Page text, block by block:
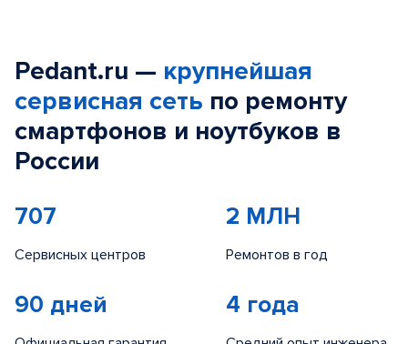
Pedant.ru — крупнейшая
сервисная сеть по ремонту
смартфонов и ноутбуков в
России
707
Сервисных центров
2 МЛН
Ремонтов в год
90 дней 4 года